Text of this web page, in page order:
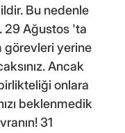
Bu nedenle
29 Ağustos 'ta
görevleri yerine
Ancak
onlara
beklenmedik
31